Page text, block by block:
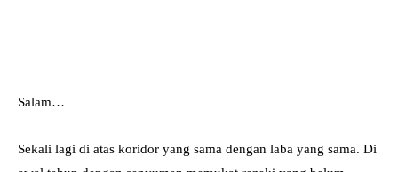
Salam…
Sekali lagi di atas koridor yang sama dengan laba yang sama. Di